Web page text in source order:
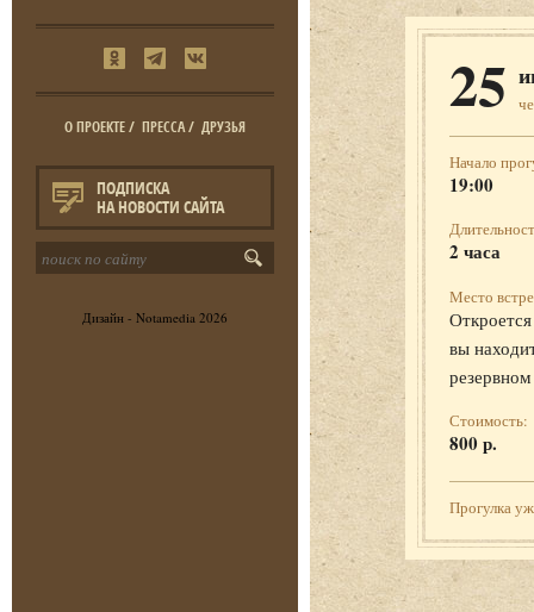
О ПРОЕКТЕ/ ПРЕССА/ ДРУЗЬЯ
ПОДПИСКА
НА НОВОСТИ САЙТА
Дизайн - Notamedia 2026
25
Начало
19:00
2 часа
Место
вы
Стоимость:
800 р.
Прогулка